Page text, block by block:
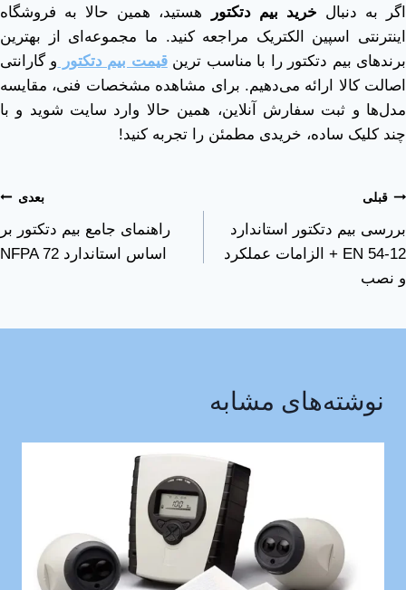
اگر به دنبال خرید بیم دتکتور هستید، همین حالا به فروشگاه
اینترنتی اسپین الکتریک مراجعه کنید. ما مجموعه‌ای از بهترین
برندهای بیم دتکتور را با مناسب ترینقیمت بیم دتکتور و گارانتی
اصالت کالا ارائه می‌دهیم. برای مشاهده مشخصات فنی، مقایسه
مدل‌ها و ثبت سفارش آنلاین، همین حالا وارد سایت شوید و با
چند کلیک ساده، خریدی مطمئن را تجربه کنید!
قبلی
بررسی بیم دتکتور استاندارد
EN 54-12 + الزامات عملکرد
و نصب
بعدی
راهنمای جامع بیم دتکتور بر
اساس استاندارد NFPA 72
نوشته‌های مشابه